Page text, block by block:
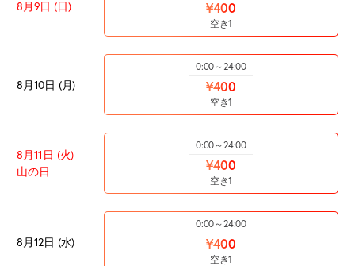
8月9日 (日) ¥400
空き1
8月10日 (月)
0:00～24:00
¥400
空き1
8月11日 (火)
山の日
0:00～24:00
¥400
空き1
8月12日 (水)
0:00～24:00
¥400
空き1